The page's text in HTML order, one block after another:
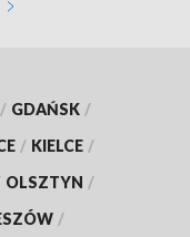
/ GDAŃSK /
/ KIELCE /
OLSZTYN /
/